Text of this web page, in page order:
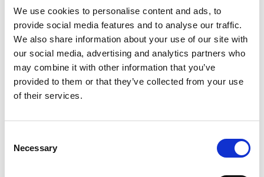
We use cookies to personalise content and ads, to
provide social media features and to analyse our traffic.
We also share information about your use of our site with
our social media, advertising and analytics partners who
may combine it with other information that you’ve
provided to them or that they’ve collected from your use
of their services.
Selection
Necessary
In deze les maak je een planning voor een
middag/avond. Je krijgt tips om je huiswerk,
klusjes en leuke dingen slim in te plannen. Dat
is handig, want zo krijg je meer gedaan met
minder stress!